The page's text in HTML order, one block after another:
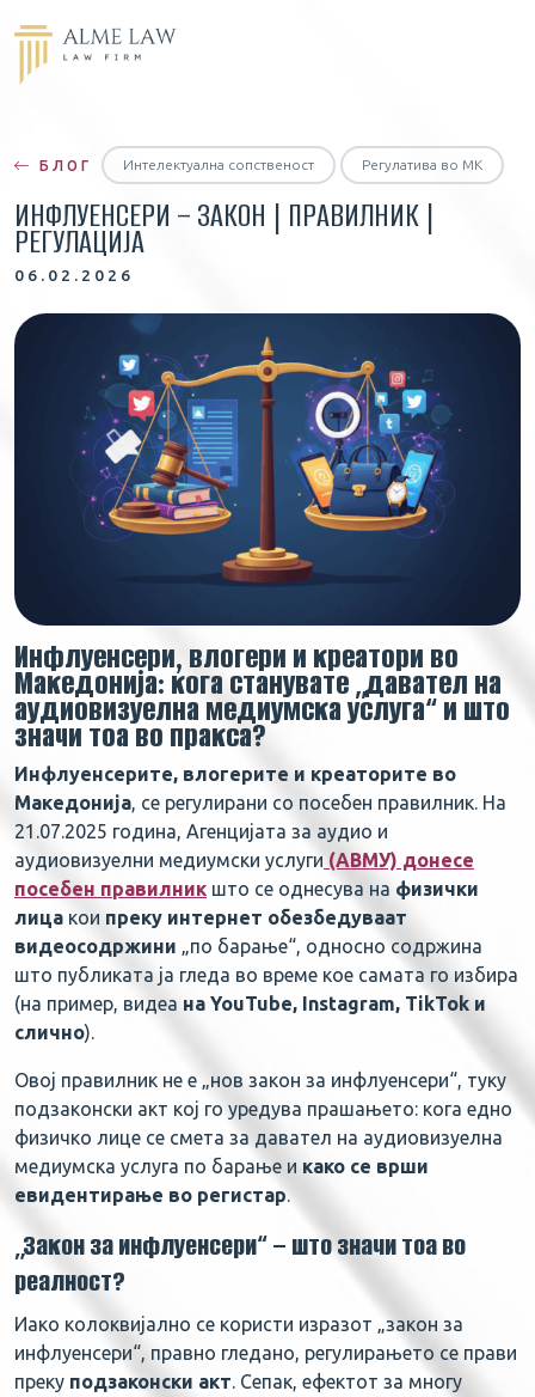
БЛОГ Интелектуална сопственост Регулатива во MK
ИНФЛУЕНСЕРИ – ЗАКОН | ПРАВИЛНИК |
РЕГУЛАЦИЈА
06.02.2026
Инфлуенсери, влогери и креатори во
Македонија: кога станувате „давател на
аудиовизуелна медиумска услуга“ и што
значи тоа во пракса?
Инфлуенсерите, влогерите и креаторите во
Македонија, се регулирани со посебен правилник. На
21.07.2025 година, Агенцијата за аудио и
аудиовизуелни медиумски услуги (АВМУ) донесе
посебен правилник што се однесува на физички
лица кои преку интернет обезбедуваат
видеосодржини „по барање“, односно содржина
што публиката ја гледа во време кое самата го избира
(на пример, видеа на YouTube, Instagram, TikTok и
слично).
Овој правилник не е „нов закон за инфлуенсери“, туку
подзаконски акт кој го уредува прашањето: кога едно
физичко лице се смета за давател на аудиовизуелна
медиумска услуга по барање и како се врши
евидентирање во регистар.
„Закон за инфлуенсери“ – што значи тоа во
реалност?
Иако колоквијално се користи изразот „закон за
инфлуенсери“, правно гледано, регулирањето се прави
преку подзаконски акт. Сепак, ефектот за многу